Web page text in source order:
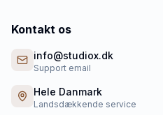
Kontakt os
info@studiox.dk
Support email
Hele Danmark
Landsdækkende service